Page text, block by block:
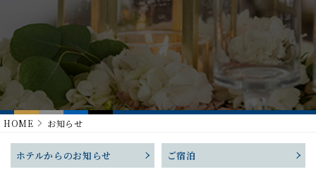
HOME お知らせ
ホテルからのお知らせ ご宿泊